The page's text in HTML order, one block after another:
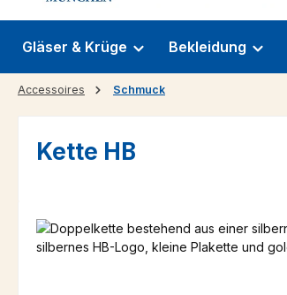
Gläser & Krüge Bekleidung
Accessoires Schmuck
Kette HB
Bildergalerie überspringen